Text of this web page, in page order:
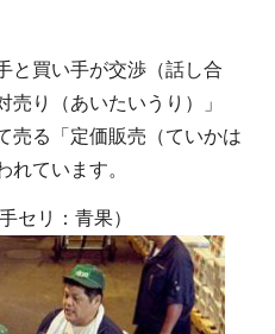
と買い手が交渉（話し合
売り（あいたいうり）」
売る「定価販売（ていかは
れています。
セリ：青果）